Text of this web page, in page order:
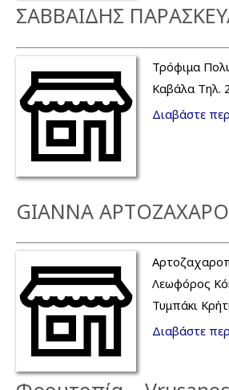
ΣΑΒΒΑΙΔΗΣ
Τρόφιμα
Καβάλα Τηλ.
Διαβάστε
GIANNA
Λεωφόρος
Τυμπάκι
Διαβάστε